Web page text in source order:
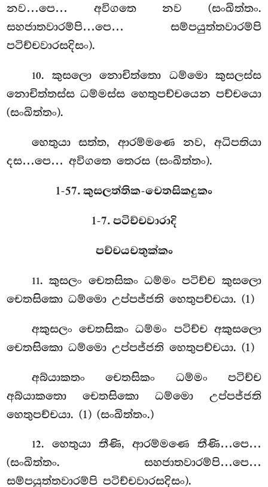
නව…පෙ… අවිගතෙ නව (සංඛිත්තං.
සහජාතවාරම්පි…පෙ… සම්පයුත්තවාරම්පි
පටිච්චවාරසදිසං).
10. කුසලො නොචිත්තො ධම්මො කුසලස්ස
නොචිත්තස්ස ධම්මස්ස හෙතුපච්චයෙන පච්චයො
(සංඛිත්තං).
හෙතුයා සත්ත, ආරම්මණෙ නව, අධිපතියා
දස…පෙ… අවිගතෙ තෙරස (සංඛිත්තං).
1-57. කුසලත්තික-චෙතසිකදුකං
1-7. පටිච්චවාරාදි
පච්චයචතුක්කං
11. කුසලං චෙතසිකං ධම්මං පටිච්ච කුසලො
චෙතසිකො ධම්මො උප්පජ්ජති හෙතුපච්චයා. (1)
අකුසලං චෙතසිකං ධම්මං පටිච්ච අකුසලො
චෙතසිකො ධම්මො උප්පජ්ජති හෙතුපච්චයා. (1)
අබ්යාකතංචෙතසිකං ධම්මං පටිච්ච
අබ්යාකතො චෙතසිකො ධම්මො උප්පජ්ජති
හෙතුපච්චයා. (1) (සංඛිත්තං.)
12. හෙතුයා තීණි, ආරම්මණෙ තීණි…පෙ…
(සංඛිත්තං. සහජාතවාරම්පි…පෙ…
සම්පයුත්තවාරම්පි පටිච්චවාරසදිසං).